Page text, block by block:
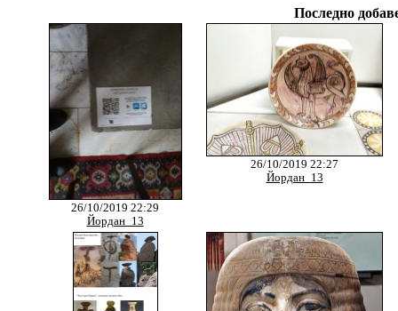
Последно
26/10/2019 22:29
Йордан_13
26/10/2019 22:27
Йордан_13